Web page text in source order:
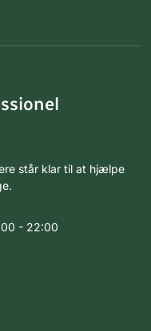
står klar til at hjælpe
- 22:00